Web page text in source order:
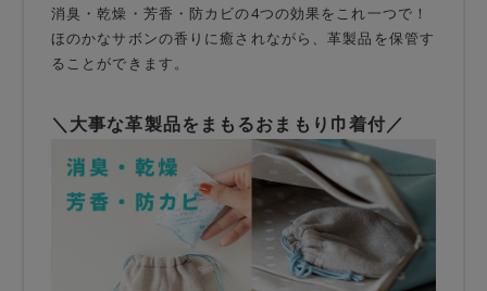
消臭・乾燥・芳香・防カビの4つの効果をこれ一つで！
ほのかなサボンの香りに癒されながら、革製品を保管す
ることができます。
＼大事な革製品をまもるおまもり巾着付／